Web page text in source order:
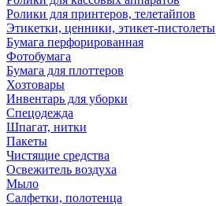
Ролики для принтеров, телетайпов
Этикетки, ценники, этикет-пистолеты
Бумага перфорированная
Фотобумага
Бумага для плоттеров
Хозтовары
Инвентарь для уборки
Спецодежда
Шпагат, нитки
Пакеты
Чистящие средства
Освежитель воздуха
Мыло
Салфетки, полотенца